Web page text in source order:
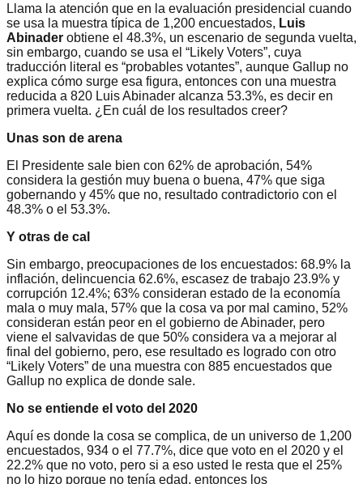
Llama la atención que en la evaluación presidencial cuando
se usa la muestra típica de 1,200 encuestados, Luis
Abinader obtiene el 48.3%, un escenario de segunda vuelta,
sin embargo, cuando se usa el “Likely Voters”, cuya
traducción literal es “probables votantes”, aunque Gallup no
explica cómo surge esa figura, entonces con una muestra
reducida a 820 Luis Abinader alcanza 53.3%, es decir en
primera vuelta. ¿En cuál de los resultados creer?
Unas son de arena
El Presidente sale bien con 62% de aprobación, 54%
considera la gestión muy buena o buena, 47% que siga
gobernando y 45% que no, resultado contradictorio con el
48.3% o el 53.3%.
Y otras de cal
Sin embargo, preocupaciones de los encuestados: 68.9% la
inflación, delincuencia 62.6%, escasez de trabajo 23.9% y
corrupción 12.4%; 63% consideran estado de la economía
mala o muy mala, 57% que la cosa va por mal camino, 52%
consideran están peor en el gobierno de Abinader, pero
viene el salvavidas de que 50% considera va a mejorar al
final del gobierno, pero, ese resultado es logrado con otro
“Likely Voters” de una muestra con 885 encuestados que
Gallup no explica de donde sale.
No se entiende el voto del 2020
Aquí es donde la cosa se complica, de un universo de 1,200
encuestados, 934 o el 77.7%, dice que voto en el 2020 y el
22.2% que no voto, pero si a eso usted le resta que el 25%
no lo hizo porque no tenía edad, entonces los